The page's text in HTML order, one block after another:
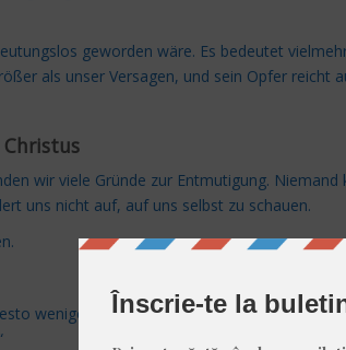
geworden wäre. Es bedeutet
als unser Versagen, und sein Opfer reicht
wir viele Gründe zur Entmutigung. Niemand
uns nicht auf, auf uns selbst zu schauen.
weniger Frieden werden wir haben. Je mehr